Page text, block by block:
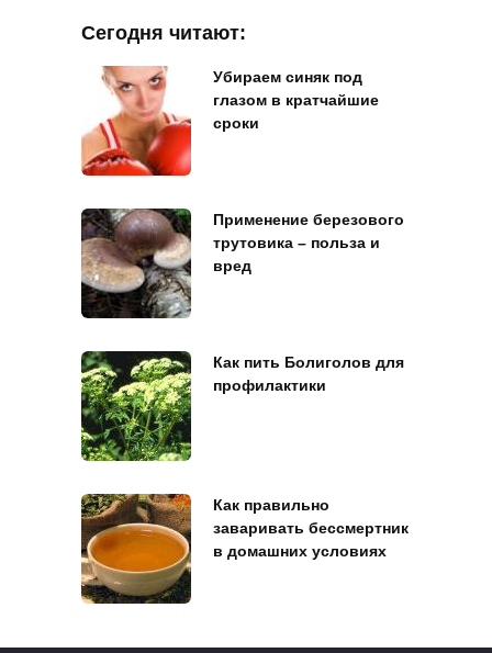
Сегодня читают:
Убираем синяк под
глазом в кратчайшие
сроки
Применение березового
трутовика – польза и
вред
Как пить Болиголов для
профилактики
Как правильно
заваривать бессмертник
в домашних условиях